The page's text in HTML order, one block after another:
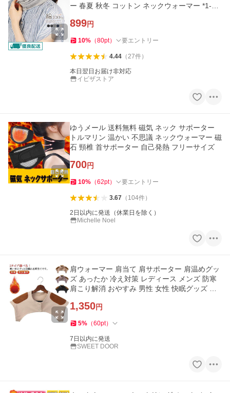
ー 春夏 秋冬 コットン ネックウォーマー *1-2t*
899円
10% （80pt） 要エントリー
4.44（27件）
本日翌日お届け非対応
イビザストア
ゆうメール 送料無料 磁気 ネック サポーター
トルマリン 温かい 不思議 ネックウォーマー 磁
石 頸椎 首サポーター 自己発熱 フリーサイズ
700円
10% （62pt） 要エントリー
3.67（ 104件）
2日以内に発送（休業日を除く）
Michelle Noel
肩ウォーマー 肩当て 肩サポーター 肩温めグッ
ズ あったか 冷え対策 レディース メンズ 防寒
肩こり解消 おやすみ 男性 女性 快眠グッズ ヒ
1,350円
5% （60pt）
7日以内に発送
SWEET DOOR